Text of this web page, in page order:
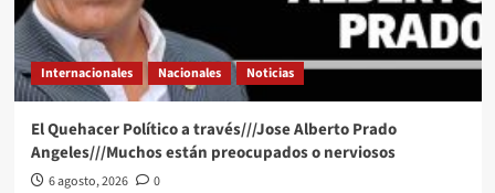
Internacionales Nacionales Noticias
El Quehacer Político a través///Jose Alberto Prado
Angeles///Muchos están preocupados o nerviosos
6 agosto, 2026 0